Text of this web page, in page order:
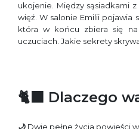
ukojenie. Między sąsiadkami
więź. W salonie Emilii pojawia
która w końcu zbiera się
uczuciach. Jakie sekrety
🐈‍⬛ Dlaczego
🌙 Dwie pełne życia powieści